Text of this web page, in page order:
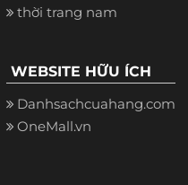
thời trang nam
WEBSITE HỮU ÍCH
Danhsachcuahang.com
OneMall.vn